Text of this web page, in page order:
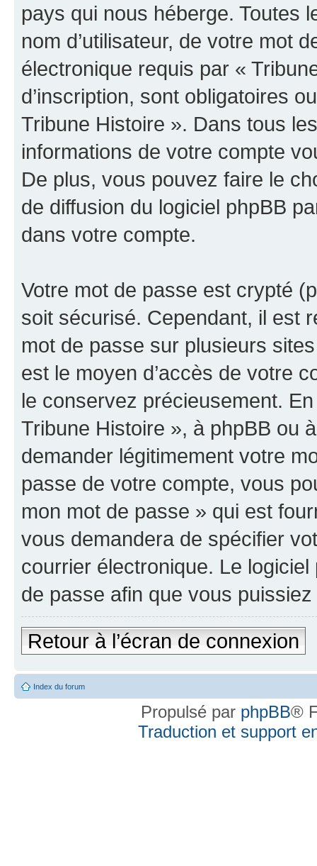
pays qui nous héberge. Toutes
nom d’utilisateur, de votre mot
électronique requis par «
d’inscription, sont obligatoires
Tribune Histoire ». Dans tous
informations de votre compte
De plus, vous pouvez faire le
de diffusion du logiciel phpBB
dans votre compte.
Votre mot de passe est crypté
soit sécurisé. Cependant, il est
mot de passe sur plusieurs
est le moyen d’accès de votre
le conservez précieusement.
Tribune Histoire », à phpBB ou
demander légitimement votre
passe de votre compte, vous
mon mot de passe » qui est
vous demandera de spécifier
courrier électronique. Le
de passe afin que vous
Retour à l’écran de connexion
Index du forum
Propulsé par phpBB®
Traduction et support